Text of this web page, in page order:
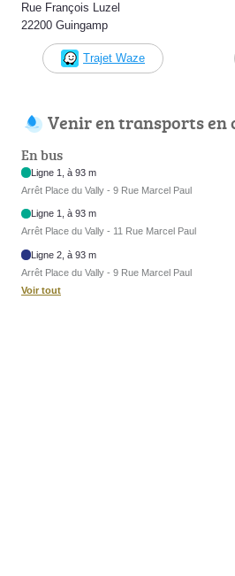
Rue François Luzel
22200 Guingamp
Trajet Waze
Venir en transports en
En bus
Ligne 1, à 93 m
Arrêt Place du Vally - 9 Rue Marcel Paul
Ligne 1, à 93 m
Arrêt Place du Vally - 11 Rue Marcel Paul
Ligne 2, à 93 m
Arrêt Place du Vally - 9 Rue Marcel Paul
Voir tout